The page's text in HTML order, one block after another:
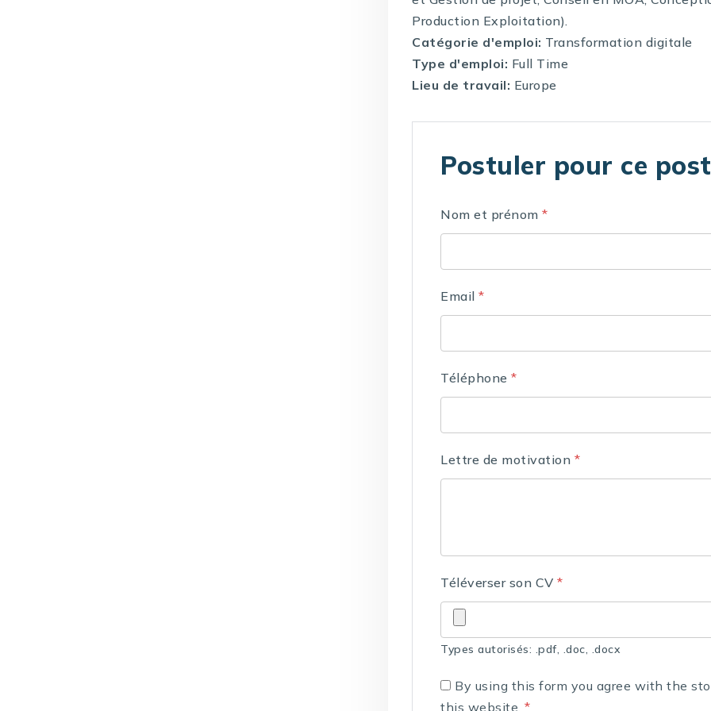
Production Exploitation).
Catégorie d'emploi: Transformation digitale
Type d'emploi: Full Time
Lieu de travail: Europe
Postuler pour ce
Nom et prénom*
Email*
Téléphone*
Lettre de motivation *
Téléverser son CV*
Types autorisés: .pdf, .doc, .docx
By using this form you agree with the
this website.*